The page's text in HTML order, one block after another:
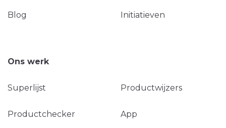
Blog Initiatieven
Ons werk
Superlijst Productwijzers
Productchecker App